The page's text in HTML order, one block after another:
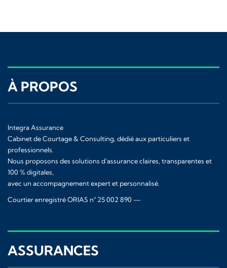
À PROPOS
Integra Assurance
Cabinet de Courtage & Consulting, dédié aux particuliers et
professionnels.
Nous proposons des solutions d’assurance claires, transparentes et
100 % digitales,
avec un accompagnement expert et personnalisé.
Courtier enregistré ORIAS n° 25 002 890 —
ASSURANCES